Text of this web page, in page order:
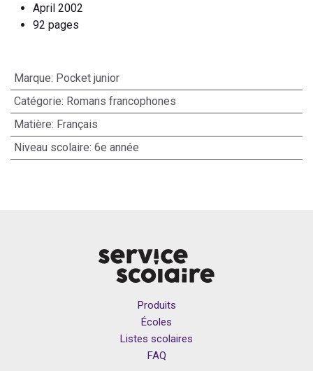
April 2002
92 pages
Marque: Pocket junior
Catégorie: Romans francophones
Matière: Français
Niveau scolaire: 6e année
Produits
Écoles
Listes scolaires
FAQ